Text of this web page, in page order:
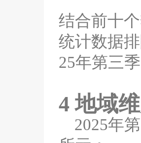
结合前十
统计数据
25年第三
4地域
2025年